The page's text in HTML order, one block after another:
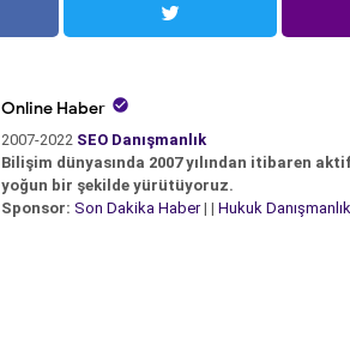
Online Haber 
2007-2022 SEO Danışmanlık
Bilişim dünyasında 2007 yılından itibaren
yoğun bir şekilde yürütüyoruz.
Sponsor: Son Dakika Haber| | Hukuk